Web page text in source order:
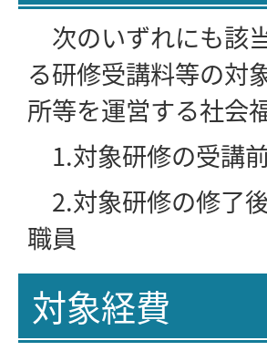
次のいずれにも該
る研修受講料等の対
所等を運営する社会
1.対象研修の受講
2.対象研修の修了
職員
対象経費